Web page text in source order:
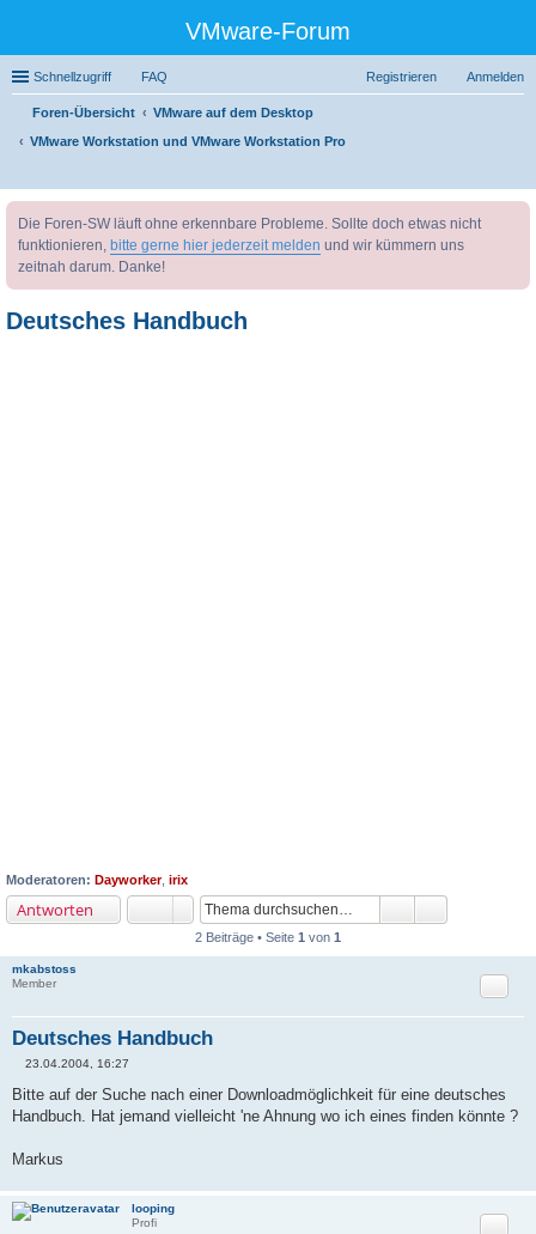
VMware-Forum
Schnellzugriff FAQ Anmelden
Registrieren
Foren-Übersicht
VMware auf dem Desktop
VMware Workstation und VMware Workstation Pro
uc
Die Foren-SW läuft ohne erkennbare Probleme. Sollte doch etwas nicht
funktionieren, bitte gerne hier jederzeit melden und wir kümmern uns
zeitnah darum. Danke!
Deutsches Handbuch
Moderatoren: Dayworker, irix
Antworten
2 Beiträge • Seite 1 von 1
mkabstoss
Member
Deutsches Handbuch
Zitat
e
t
g
23.04.2004, 16:27
Bitte auf der Suche nach einer Downloadmöglichkeit für eine deutsches
Handbuch. Hat jemand vielleicht 'ne Ahnung wo ich eines finden könnte ?
Markus
looping
Profi
Zitat